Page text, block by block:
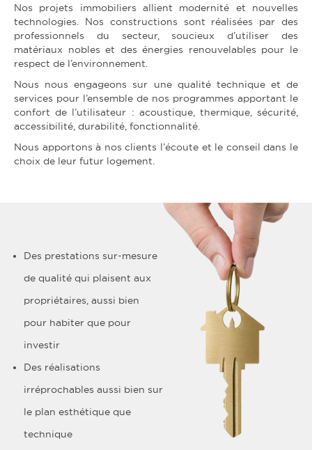
Nos projets immobiliers allient modernité et nouvelles
technologies. Nos constructions sont réalisées par des
professionnels du secteur, soucieux d’utiliser des
matériaux nobles et des énergies renouvelables pour le
respect de l’environnement.
Nous nous engageons sur une qualité technique et de
services pour l’ensemble de nos programmes apportant le
confort de l’utilisateur : acoustique, thermique, sécurité,
accessibilité, durabilité, fonctionnalité.
Nous apportons à nos clients l’écoute et le conseil dans le
choix de leur futur logement.
Des prestations sur-mesure
de qualité qui plaisent aux
propriétaires, aussi bien
pour habiter que pour
investir
Des réalisations
irréprochables aussi bien sur
le plan esthétique que
technique